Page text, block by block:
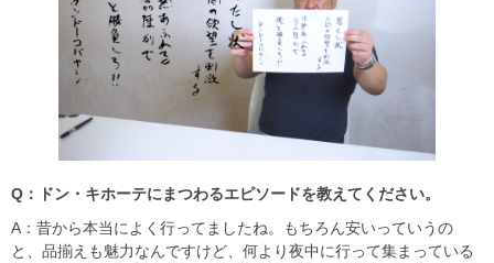
Q：ドン・キホーテにまつわるエピソードを教えてください。
A：昔から本当によく行ってましたね。もちろん安いっていうの
と、品揃えも魅力なんですけど、何より夜中に行って集まっている